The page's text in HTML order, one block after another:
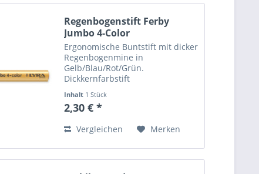
Regenbogenstift Ferby
Jumbo 4-Color
Ergonomische Buntstift mit dicker
Regenbogenmine in
Gelb/Blau/Rot/Grün.
Dickkernfarbstift
Durchmesser 15 mm Superdicke
und bruchsichere Mine mit
Stiftlänge: 120 mm Angaben zur...
Inhalt 1 Stück
2,30 € *
Vergleichen Merken